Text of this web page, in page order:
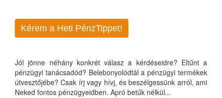
Kérem a Heti PénzTippet!
Jól jönne néhány konkrét válasz a kérdéseidre? Eltűnt a
pénzügyi tanácsadód? Belebonyolódtál a pénzügyi termékek
útvesztőjébe? Csak írj vagy hívj, és beszélgessünk arról, ami
Neked fontos pénzügyeidben. Apró betűk nélkül...